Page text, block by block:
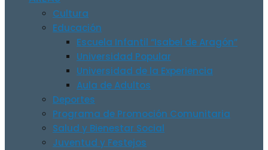
Cultura
Educación
Escuela Infantil “Isabel de Aragón”
Universidad Popular
Universidad de la Experiencia
Aula de Adultos
Deportes
Programa de Promoción Comunitaria
Salud y Bienestar Social
Juventud y Festejos